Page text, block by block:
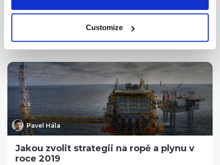
Customize
poslali email, ve kterém jsme vás upozornili na...
Pavel Hála
Jakou zvolit strategii na ropě a plynu v
roce 2019